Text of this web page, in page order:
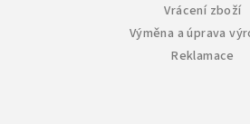
Vrácení zboží
Výměna a úprava
Reklamace